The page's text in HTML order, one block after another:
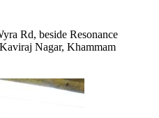
Rd, beside Resonance
Nagar, Khammam